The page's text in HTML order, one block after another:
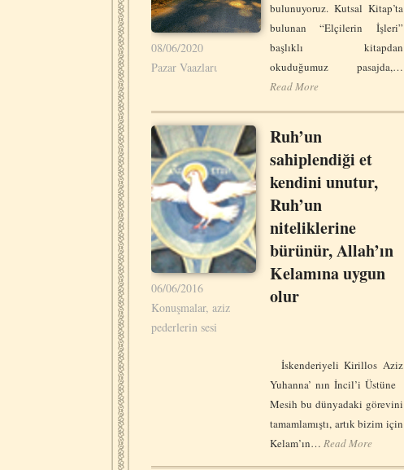
08/06/2020
Pazar Vaazlarι
bulunuyoruz. Kutsal Kitap’ta
bulunan “Elçilerin İşleri”
başlıklı kitapdan
okuduğumuz pasajda,…
Read More
06/06/2016
Konuşmalar, aziz
pederlerin sesi
Ruh’un
sahiplendiği et
kendini unutur,
Ruh’un
niteliklerine
bürünür, Allah’ın
Kelamına uygun
olur
İskenderiyeli Kirillos Aziz
Yuhanna’ nın İncil’i Üstüne
Mesih bu dünyadaki görevini
tamamlamıştı, artık bizim için
Kelam’ın…Read More